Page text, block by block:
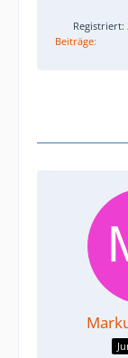
Registriert:
Beiträge